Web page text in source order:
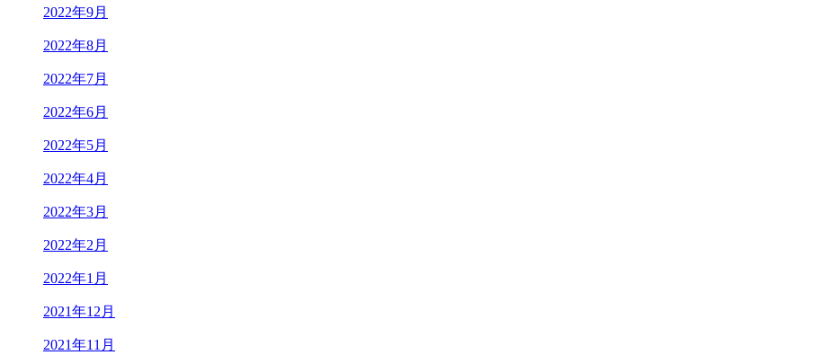
2022年9月
2022年8月
2022年7月
2022年6月
2022年5月
2022年4月
2022年3月
2022年2月
2022年1月
2021年12月
2021年11月